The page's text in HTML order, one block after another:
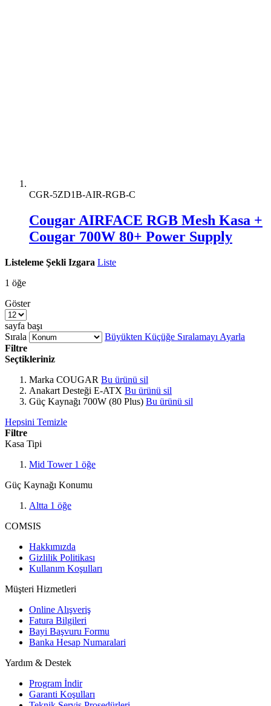
CGR-5ZD1B-AIR-RGB-C
Cougar AIRFACE RGB Mesh Kasa +
Cougar 700W 80+ Power Supply
Listeleme Şekli Izgara Liste
1 öğe
Göster
sayfa başı
Sırala
Büyükten Küçüğe Sıralamayı Ayarla
Filtre
Seçtikleriniz
Marka COUGAR Bu ürünü sil
Anakart Desteği E-ATX Bu ürünü sil
Güç Kaynağı 700W (80 Plus) Bu ürünü sil
Hepsini Temizle
Filtre
Kasa Tipi
Mid Tower 1 öğe
Güç Kaynağı Konumu
Altta 1 öğe
COMSIS
Hakkımızda
Gizlilik Politikası
Kullanım Koşulları
Müşteri Hizmetleri
Online Alışveriş
Fatura Bilgileri
Bayi Başvuru Formu
Banka Hesap Numaralari
Yardım & Destek
Program İndir
Garanti Koşulları